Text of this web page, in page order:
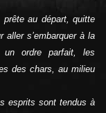
au départ, quitte
s’embarquer à la
un ordre parfait, les
des chars, au milieu
esprits sont tendus à